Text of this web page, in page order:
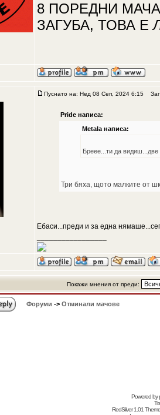
8 ПОРЕДНИ
ЗАГУБА, ТОВА Е
Пуснато на: Нед 08 Сеп, 2024 6:15
Pride написа:
Metala написа:
Бреее...ти да
Три бяха, щото малките от
Ебаси...преди и за една
Покажи мнения от преди:
Форуми -> Отминали мачове
Powered by
RedSilver 1.01